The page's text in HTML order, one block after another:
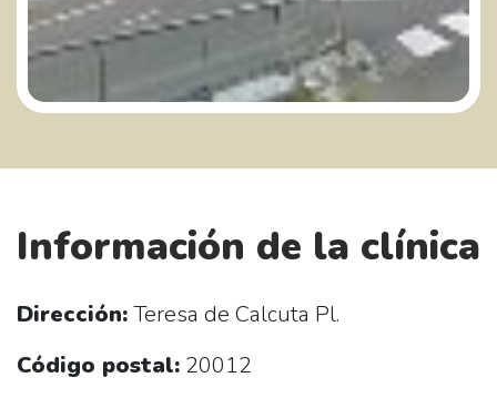
Información de la clínica
Dirección:Teresa de Calcuta Pl.
Código postal: 20012